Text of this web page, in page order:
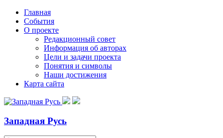
Главная
События
О проекте
Редакционный совет
Информация об авторах
Цели и задачи проекта
Понятия и символы
Наши достижения
Карта сайта
Западная Русь